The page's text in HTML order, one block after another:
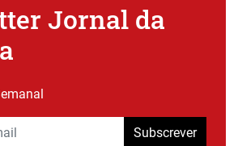
Jornal da
Subscrever